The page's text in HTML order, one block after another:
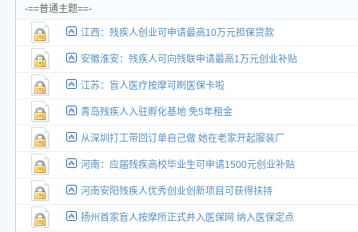
-==普通主题==-
江西：残疾人创业可申请最高10万元担保贷款
安徽淮安：残疾人可向残联申请最高1万元创业补贴
江苏：盲人医疗按摩可刷医保卡啦
青岛残疾人入驻孵化基地 免5年租金
从深圳打工带回订单自己做 她在老家开起服装厂
河南：应届残疾高校毕业生可申请1500元创业补贴
河南安阳残疾人优秀创业创新项目可获得扶持
扬州首家盲人按摩所正式并入医保网 纳入医保定点